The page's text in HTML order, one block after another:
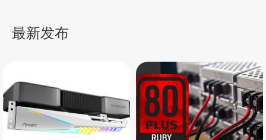
航持 NVIDIA RTX 40/50显卡
最新发布